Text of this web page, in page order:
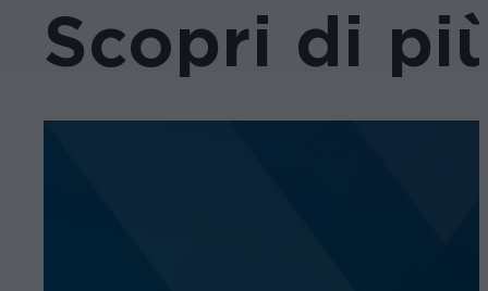
Scopri di